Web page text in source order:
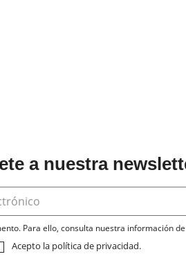
a nuestra
Para ello, consulta nuestra información
Acepto la política de privacidad.